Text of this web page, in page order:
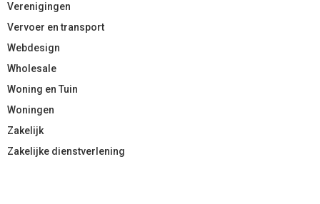
Verenigingen
Vervoer en transport
Webdesign
Wholesale
Woning en Tuin
Woningen
Zakelijk
Zakelijke dienstverlening